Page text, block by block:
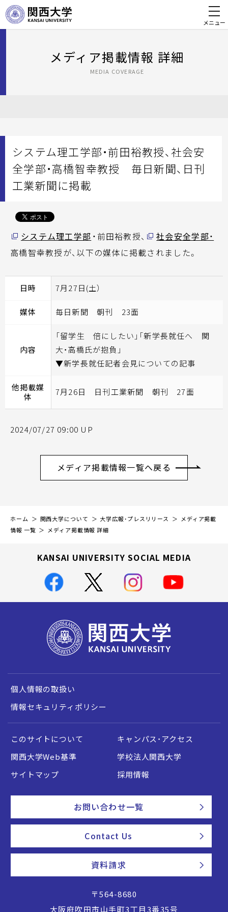
メニュー
メディア掲載情報 詳細
MEDIA COVERAGE
システム理工学部・前田裕教授、社会安
全学部・高橋智幸教授 毎日新聞、日刊
工業新聞に掲載
システム理工学部 ・前田裕教授、
社会安全学部・
高橋智幸教授が、以下の媒体に掲載されました。
日時 7月27日(土）
媒体 毎日新聞 朝刊 23面
内容
「留学生 倍にしたい」「新学長就任へ 関
大・高橋氏が抱負」
▼新学長就任記者会見についての記事
他掲載媒
体
7月26日 日刊工業新聞 朝刊 27面
2024/07/27 09:00 UP
メディア掲載情報一覧へ戻る
ホーム 関西大学について 大学広報・プレスリリース
メディア掲載
情報 一覧
メディア掲載情報 詳細
KANSAI UNIVERSITY SOCIAL MEDIA
個人情報の取扱い
情報セキュリティポリシー
このサイトについて
キャンパス・アクセス
関西大学Web基準
学校法人関西大学
サイトマップ
採用情報
お問い合わせ一覧
Contact Us
資料請求
〒564-8680
大阪府吹田市山手町3丁目3番35号